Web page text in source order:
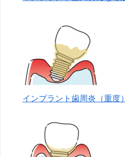
インプラント歯周炎（重度）